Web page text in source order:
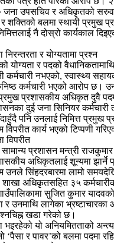
जना उपसचिव र अधिकृतको
र शक्तिको बलमा स्थायी प्रमुख
नै दोस्रो कार्यकाल
र योग्यतामा प्रश्न
योग्यता र पदको
कर्मचारी नभएको, स्वास्थ्य
कर्मचारी भएको आरोप छ।
प्रशासकीय अधिकृत दुवै
दुई जना सिनियर
पनि उनलाई निमित्त
विपरीत कार्य भएको टिप्पणी
विपरीत
प्रशासन मन्त्री
अधिकृतलाई शून्यमा झार्ने
उनले सिंहदरबारमा लामो
अधिकृतसहित ३५
सुजित कुमार
र उनमाथि लागेका
खडा गरेको छ।
भइरहेको यो अनियमितताको
‘पैसा र पावर’को बलमा पदमा